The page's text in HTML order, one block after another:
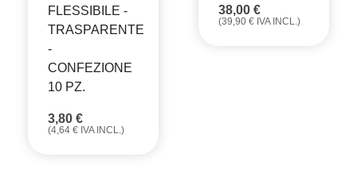
FLESSIBILE -
TRASPARENTE
-
CONFEZIONE
10 PZ.
3,80 €
(4,64 € IVA INCL.)
38,00 €
(39,90 € IVA INCL.)